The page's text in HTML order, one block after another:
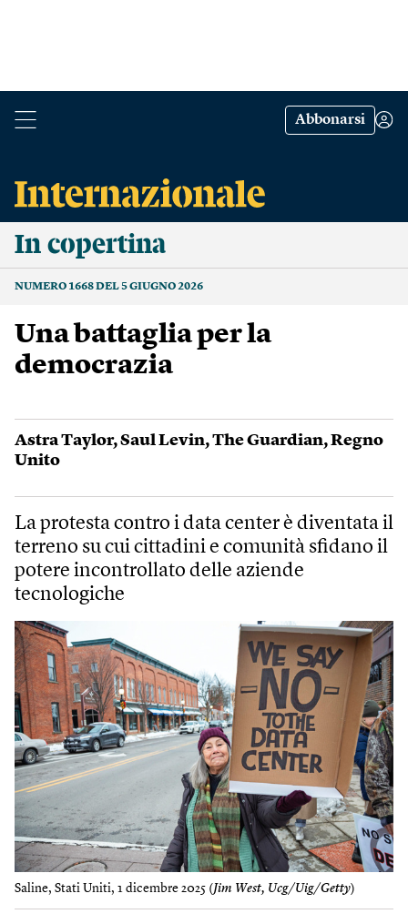
Abbonarsi
In copertina
NUMERO 1668 DEL 5 GIUGNO 2026
Una battaglia per la
democrazia
Astra Taylor,Saul Levin,The Guardian,Regno
Unito
La protesta contro i data center è diventata il
terreno su cui cittadini e comunità sfidano il
potere incontrollato delle aziende
tecnologiche
Saline, Stati Uniti, 1 dicembre 2025 (Jim West, Ucg/Uig/Getty)